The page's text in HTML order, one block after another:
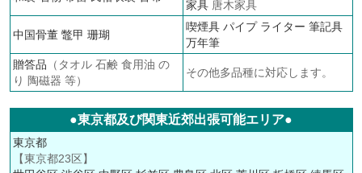
家具唐木家具
中国骨董 鼈甲 珊瑚
喫煙具 パイプ ライター 筆記具
万年筆
贈答品 （タオル 石鹸 食用油 の
り 陶磁器 等）
その他多品種に対応します。
●東京都及び関東近郊出張可能エリア●
東京都
【東京都23区】